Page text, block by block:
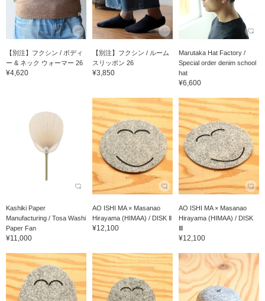
【別注】フクシン / ボディ
ー & ネック ウォーマー 26
¥4,620
【別注】フクシン / ルーム
スリッポン 26
¥3,850
Marutaka Hat Factory /
Special order denim school
hat
¥6,600
Kashiki Paper
Manufacturing / Tosa Washi
Paper Fan
¥11,000
AO ISHI MA × Masanao
Hirayama (HIMAA) / DISK Ⅱ
¥12,100
AO ISHI MA × Masanao
Hirayama (HIMAA) / DISK
Ⅲ
¥12,100